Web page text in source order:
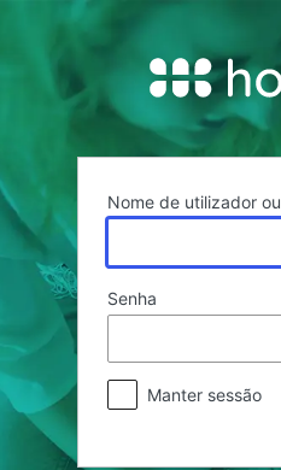
Iniciar
sessão
Nome de utilizador
Senha
Manter sessão